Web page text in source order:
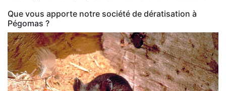
Que vous apporte notre société de dératisation à
Pégomas ?